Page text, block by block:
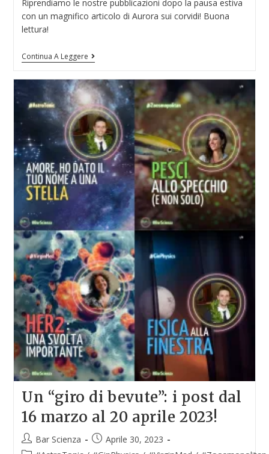
Riprendiamo le nostre pubblicazioni dopo la pausa estiva
con un magnifico articolo di Aurora sui corvidi! Buona
lettura!
Continua A Leggere
Un “giro di bevute”: i post dal
16 marzo al 20 aprile 2023!
Bar Scienza
Aprile 30, 2023